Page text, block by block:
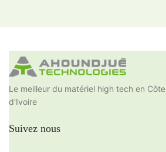
Le meilleur du matériel high tech en Côte
d'Ivoire
Suivez nous